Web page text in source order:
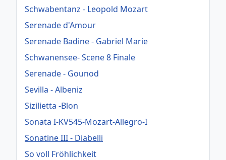
Schwabentanz - Leopold Mozart
Serenade d'Amour
Serenade Badine - Gabriel Marie
Schwanensee- Scene 8 Finale
Serenade - Gounod
Sevilla - Albeniz
Sizilietta -Blon
Sonata I-KV545-Mozart-Allegro-I
Sonatine III - Diabelli
So voll Fröhlichkeit